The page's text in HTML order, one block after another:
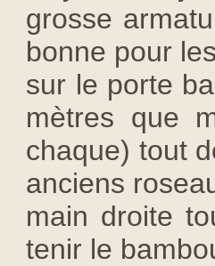
grosse
bonne pour
sur le porte
mètres que
chaque) tout
anciens
main droite
tenir le